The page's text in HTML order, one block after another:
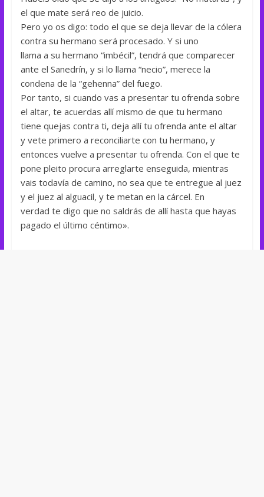
el que mate será reo de juicio.
Pero yo os digo: todo el que se deja llevar de la cólera
contra su hermano será procesado. Y si uno
llama a su hermano “imbécil”, tendrá que comparecer
ante el Sanedrín, y si lo llama “necio”, merece la
condena de la “gehenna” del fuego.
Por tanto, si cuando vas a presentar tu ofrenda sobre
el altar, te acuerdas allí mismo de que tu hermano
tiene quejas contra ti, deja allí tu ofrenda ante el altar
y vete primero a reconciliarte con tu hermano, y
entonces vuelve a presentar tu ofrenda. Con el que te
pone pleito procura arreglarte enseguida, mientras
vais todavía de camino, no sea que te entregue al juez
y el juez al alguacil, y te metan en la cárcel. En
verdad te digo que no saldrás de allí hasta que hayas
pagado el último céntimo».